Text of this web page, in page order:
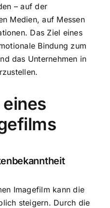
– auf der
Medien, auf Messen
Das Ziel eines
Bindung zum
das Unternehmen in
Imagefilm kann die
steigern. Durch die